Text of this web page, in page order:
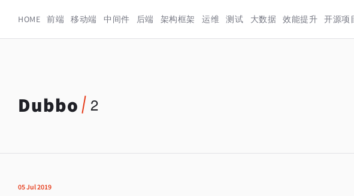
HOME 前端 移动端 中间件 后端 架构框架 运维 测试 大数据 效能提升 开源项
Dubbo 2
05 Jul 2019